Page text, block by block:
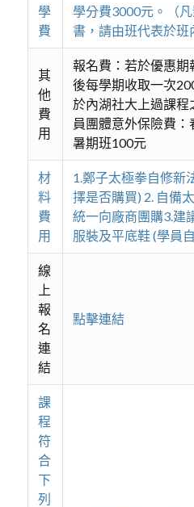
學
費
學分費3000元。（
書，請由班代表於班
其
他
費
用
報名費：若於優惠期
後每學期收取一次
於內湖社大上過課
員團體意外保險費
暑期班100元
材
料
費
用
1.鄭子太極拳自修新
擇是否購買) 2. 自備
統一向廠商團購3.建
服裝及平底鞋 (學員
線
上
報
名
連
結
點擊連結
課
程
符
合
下
列